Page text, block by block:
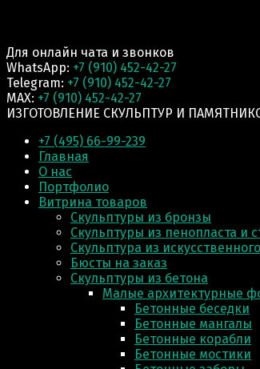
Для онлайн чата и звонков
WhatsApp: +7 (910) 452-42-27
Telegram: +7 (910) 452-42-27
MAX: +7 (910) 452-42-27
ИЗГОТОВЛЕНИЕ СКУЛЬПТУР И
+7 (495) 66-99-239
Главная
О нас
Портфолио
Витрина товаров
Скульптуры из бронзы
Скульптуры из пенопласта и
Скульптура из
Бюсты на заказ
Скульптуры из бетона
Малые архитектурные
Бетонные беседки
Бетонные мангалы
Бетонные корабли
Бетонные мостики